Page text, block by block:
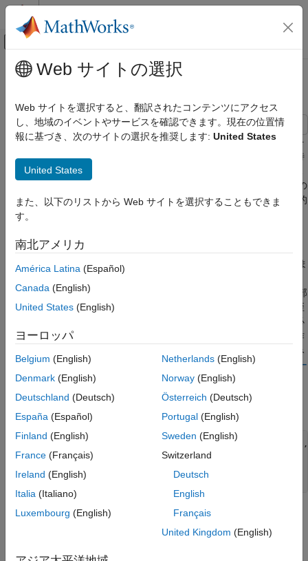
コンテンツへスキップ
オフキャンバス ナビゲーション メ
ドキュメンテーションのホーム
Computer Vision Toolbox
特徴の検出、抽出、およびマッチング
Computer Vision Toolbox 入門
パノラマの作成
イメージの読み込み
パノラマの作成
参考文献
メインコンテンツ
パノラマの作成
この例では、複数のイメージを自動的に繋ぎ合わせてパノラマを
作成する方法を示します。イメージを繋ぎ合わせる手続きは、特
徴ベースのイメージ レジストレーションを拡張したものです。1
組のイメージ ペアのレジストレーションを行う代わりに、複数の
イメージ ペアを互いに比較しながらレジストレーションを連続的
イメージの読み込み
この例で使用するイメージ セットには建物の写真が含まれていま
フォン カメラを左から右へ水平に移動させて、建物のすべての部
分をカバーするように撮影したものです。イメージにはレンズ歪
みの影響が比較的少ないため、カメラのキャリブレーションは必
要ありません。しかし、レンズ歪みがある場合は、パノラマを作
成する前にカメラのキャリブレーションを行い、イメージの歪み
を補正しなければなりません。必要に応じて カメラ キャリブレー
ターアプリを使用し、カメラのキャリブレーションを行います。
buildingDir = fullfile(toolboxdir( "vision"), ,
buildingScene = imageDatastore(buildingDir);
montage(buildingScene.Files)
Web サイトの選択
Web サイトを選択すると、翻訳されたコンテンツにアクセス
し、地域のイベントやサービスを確認できます。現在の位置情
報に基づき、次のサイトの選択を推奨します: United States
United States
また、以下のリストから Web サイトを選択することもできま
す。
南北アメリカ
América Latina (Español)
Canada (English)
United States (English)
ヨーロッパ
Belgium (English)
Denmark (English)
Deutschland (Deutsch)
España (Español)
Finland (English)
France (Français)
Ireland (English)
Italia (Italiano)
Luxembourg (English)
Netherlands(English)
Norway(English)
Österreich (Deutsch)
Portugal(English)
Sweden (English)
Switzerland
Deutsch
English
Français
United Kingdom (English)